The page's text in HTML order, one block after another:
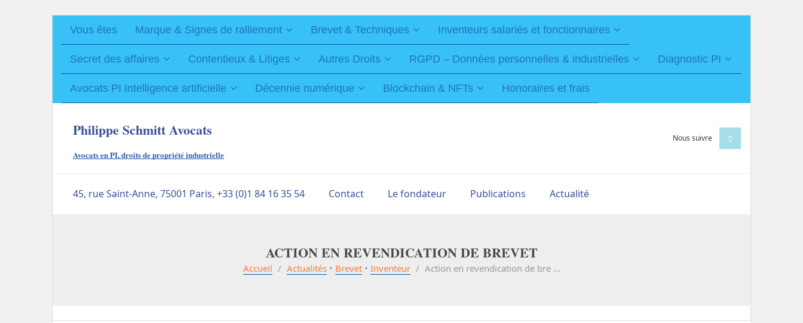
Vous êtes Marque & Signes de ralliement Brevet & Techniques Inventeurs salariés et fonctionnaires
Secret des affaires Contentieux & Litiges Autres Droits RGPD – Données personnelles & industrielles Diagnostic PI
Avocats PI Intelligence artificielle Décennie numérique Blockchain & NFTs Honoraires et frais
Philippe Schmitt Avocats
Avocats en PI, droits de propriété industrielle
Nous suivre
45, rue Saint-Anne, 75001 Paris, +33 (0)1 84 16 35 54 Contact Le fondateur Publications Actualité
ACTION EN REVENDICATION DE BREVET
Accueil / Actualités• Brevet• Inventeur / Action en revendication de bre …